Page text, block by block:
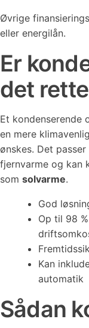
Øvrige
eller energilån.
Er
det
Et
en mere
ønskes. Det
fjernvarme og kan
som solvarme.
God
Op til 98
Kan
automatik
Sådan